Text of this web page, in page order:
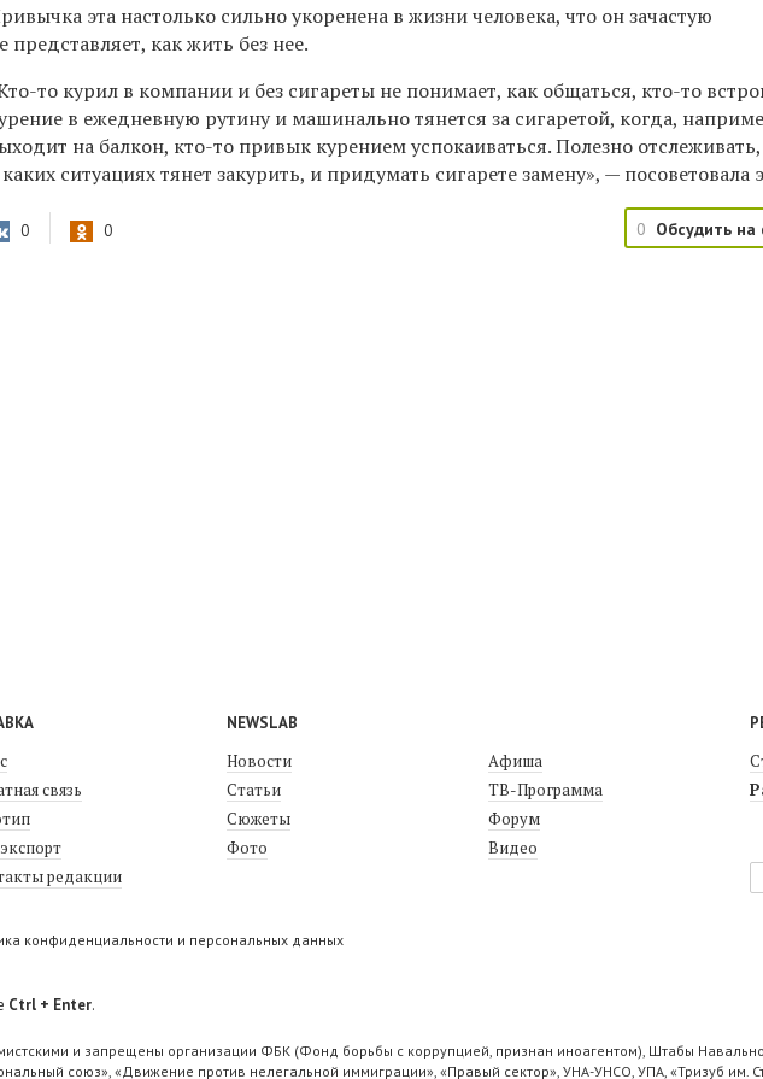
эта настолько сильно укоренена в жизни человека, что он зачастую
представляет, как жить без нее.
то курил в компании и без сигареты не понимает, как общаться, кто-то
в ежедневную рутину и машинально тянется за сигаретой, когда,
на балкон, кто-то привык курением успокаиваться. Полезно отслеживать,
ситуациях тянет закурить, и придумать сигарете замену», — посоветовала
0 0 0 Обсудить на
связь
редакции
NEWSLAB
Новости
Статьи
Сюжеты
Фото
Афиша
ТВ-Программа
Форум
Видео
конфиденциальности и персональных данных
Ctrl + Enter.
и запрещены организации ФБК (Фонд борьбы с коррупцией, признан иноагентом), Штабы
союз», «Движение против нелегальной иммиграции», «Правый сектор», УНА-УНСО, УПА, «Тризуб им.